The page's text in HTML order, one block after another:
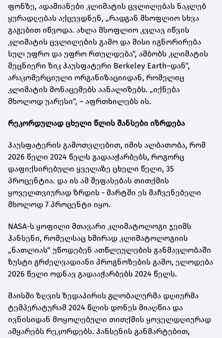
ფონზე, ადამიანები კლიმატის ცვლილებას ნაკლებ
ყურადღებას აქცევდნენ, „რადგან მსოფლიო სხვა
გაგებით იწვოდა. ახლა მსოფლიო კვლავ იწვის
კლიმატის ცვლილების გამო და მისი იგნორირება
სულ უფრო და უფრო რთულდება“, ამბობს კლიმატის
მეცნიერი ზიკ ჰაუსფატერი Berkeley Earth–დან“,
არაკომერციული ორგანიზაციიდან, რომელიც
კლიმატის მონაცემებს აანალიზებს. „იქნება
მხოლოდ უარესი“, – აფრთხილებს ის.
რეკორდულად ცხელი წლის შანსები იზრდება
ჰაუსფატერის გამოთვლებით, იმის ალბათობა, რომ
2026 წელი 2024 წელს გადააჭარბებს, როგორც
დაფიქსირებული ყველაზე ცხელი წელი, 35
პროცენტია. და ის ამ შეფასებას თითქმის
ყოველთვიურად ზრდის - მარტში ეს მაჩვენებელი
მხოლოდ 7 პროცენტი იყო.
NASA-ს ყოფილი მთავარი კლიმატოლოგი ჯეიმს
ჰანსენი, რომელსაც ხშირად კლიმატოლოგიის
„ნათლიას“ უწოდებენ ათწლეულების განმავლობაში
ზუსტი გრძელვადიანი პროგნოზების გამო, ელოდება
2026 წელი ოდნავ გადააჭარბებს 2024 წელს.
მაისში ზღვის ზედაპირის გლობალურმა დღიურმა
ტემპერატურამ 2024 წლის დონეს მიაღწია და
ივნისიდან მოყოლებული თითქმის ყოველდღიურად
ამყარებს რეკორდებს. ჰანსენის განმარტებით,